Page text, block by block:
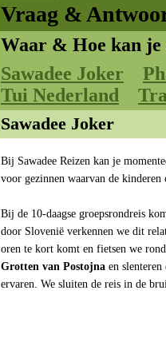
Vraag &
Waar & Hoe kan je
Sawadee Joker
Tui Nederland
Sawadee Joker
Bij Sawadee Reizen kan je
voor gezinnen waarvan de kinderen
Bij de 10-daagse groepsrondreis
door Slovenië verkennen we dit
oren te kort komt en fietsen we
Grotten van Postojna en
ervaren. We sluiten de reis in de